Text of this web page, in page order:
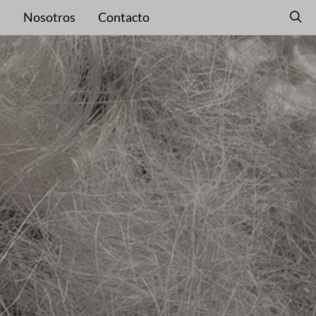
Nosotros Contacto